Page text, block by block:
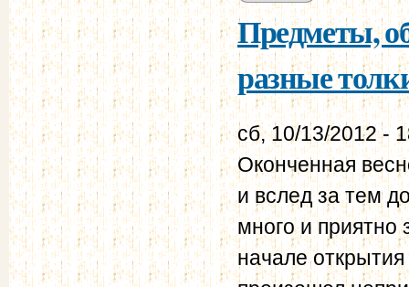
Предметы,
разные
сб, 10/13/2012 -
Оконченная
и вслед за тем
много и
начале